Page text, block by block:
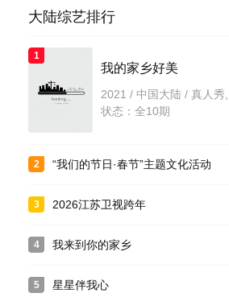
大陆综艺排行
1
我的家乡好美
2021 / 中国大陆 / 真人秀
状态：全10期
2 “我们的节日·春节”主题文化活动
3 2026江苏卫视跨年
4 我来到你的家乡
5 星星伴我心